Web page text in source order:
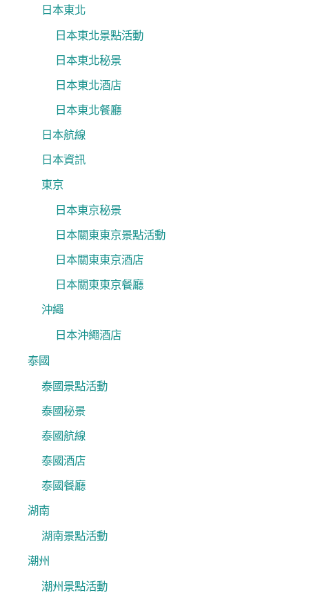
日本東北
日本東北景點活動
日本東北秘景
日本東北酒店
日本東北餐廳
日本航線
日本資訊
東京
日本東京秘景
日本關東東京景點活動
日本關東東京酒店
日本關東東京餐廳
沖繩
日本沖繩酒店
泰國
泰國景點活動
泰國秘景
泰國航線
泰國酒店
泰國餐廳
湖南
湖南景點活動
潮州
潮州景點活動